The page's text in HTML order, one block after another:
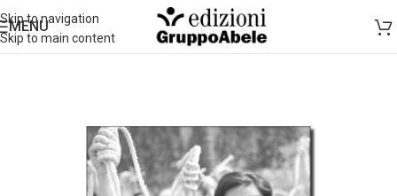
Skip to navigation
Skip to main content
MENU